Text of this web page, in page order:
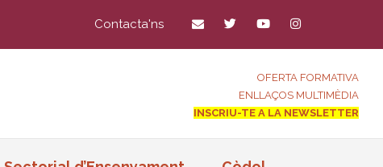
Contacta'ns
OFERTA FORMATIVA
ENLLAÇOS MULTIMÈDIA
INSCRIU-TE A LA NEWSLETTER